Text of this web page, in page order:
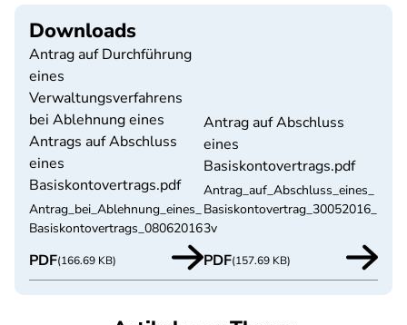
Downloads
Antrag auf Durchführung
eines
Verwaltungsverfahrens
bei Ablehnung eines
Antrags auf Abschluss
eines
Basiskontovertrags.pdf
Antrag_bei_Ablehnung_eines_
Basiskontovertrags_08062016
PDF(166.69 KB)
Antrag auf Abschluss
eines
Basiskontovertrags.pdf
Antrag_auf_Abschluss_eines_
Basiskontovertrag_30052016_
3v
PDF(157.69 KB)